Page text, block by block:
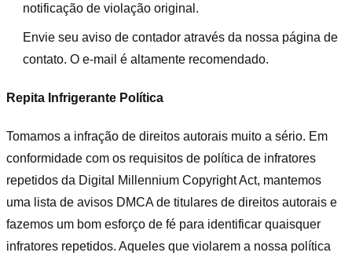
notificação de violação original.
Envie seu aviso de contador através da nossa página de
contato. O e-mail é altamente recomendado.
Repita Infrigerante Política
Tomamos a infração de direitos autorais muito a sério. Em
conformidade com os requisitos de política de infratores
repetidos da Digital Millennium Copyright Act, mantemos
uma lista de avisos DMCA de titulares de direitos autorais e
fazemos um bom esforço de fé para identificar quaisquer
infratores repetidos. Aqueles que violarem a nossa política